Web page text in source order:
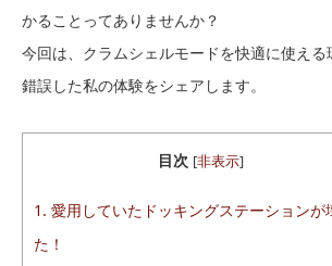
かることってありませんか？
今回は、クラムシェルモードを快適に使え
錯誤した私の体験をシェアします。
目次 [非表示]
1. 愛用していたドッキングステーションが
た！